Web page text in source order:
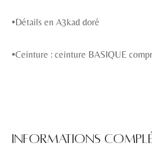
•Détails en A3kad doré
•Ceinture : ceinture BASIQUE
Informations